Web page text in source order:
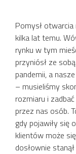
Pomysł otwarcia
kilka lat temu.
rynku w tym
przyniósł ze
pandemii, a
– musieliśmy
rozmiaru i
przez nas osób.
gdy pojawiły się
klientów może
dosłownie